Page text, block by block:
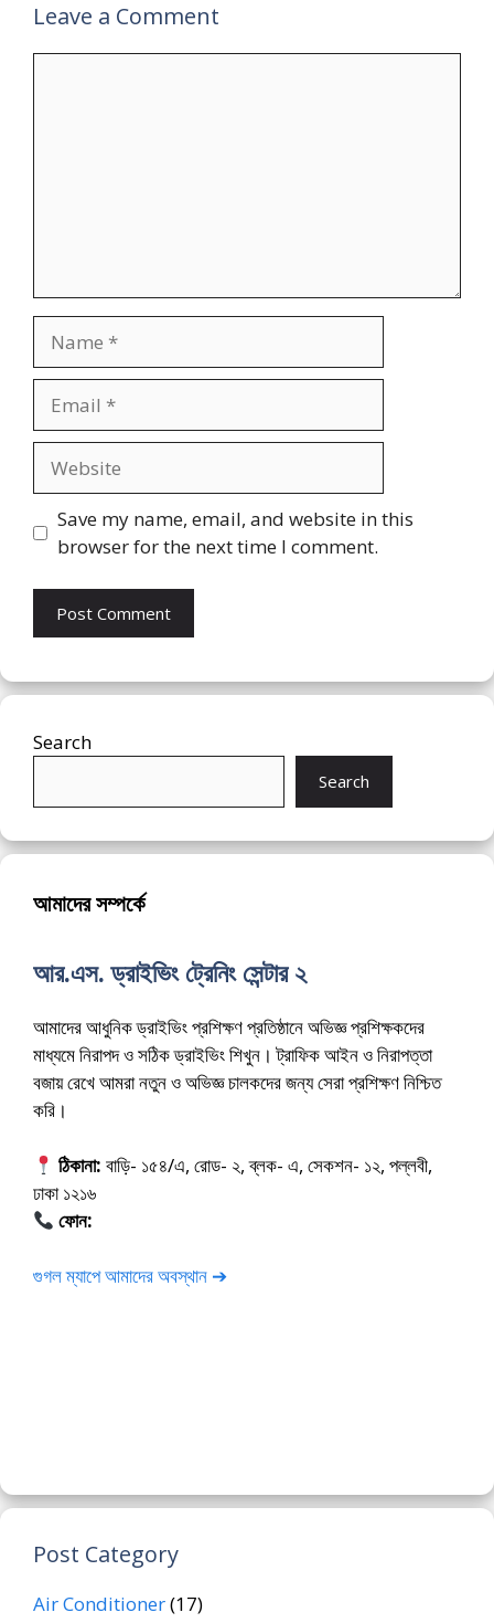
Leave a Comment
Save my name, email, and website in this
browser for the next time I comment.
Search
Search
আমাদের সম্পর্কে
আর.এস. ড্রাইভিং ট্রেনিং সেন্টার ২
আমাদের আধুনিক ড্রাইভিং প্রশিক্ষণ প্রতিষ্ঠানে অভিজ্ঞ প্রশিক্ষকদের
মাধ্যমে নিরাপদ ও সঠিক ড্রাইভিং শিখুন। ট্রাফিক আইন ও নিরাপত্তা
বজায় রেখে আমরা নতুন ও অভিজ্ঞ চালকদের জন্য সেরা প্রশিক্ষণ নিশ্চিত
করি।
ঠিকানা: বাড়ি- ১৫৪/এ, রোড- ২, ব্লক- এ, সেকশন- ১২, পল্লবী,
ঢাকা ১২১৬
ফোন:
গুগল ম্যাপে আমাদের অবস্থান ➔
Post Category
Air Conditioner(17)